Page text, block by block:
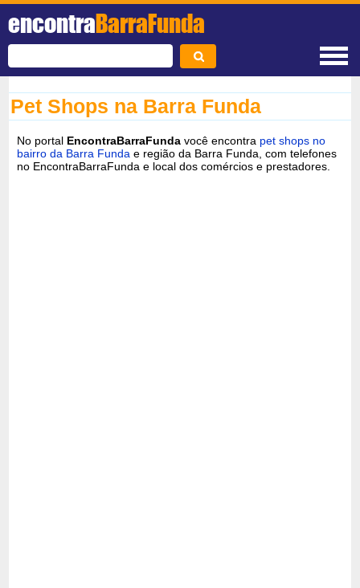
encontraBarraFunda
Pet Shops na Barra Funda
No portal EncontraBarraFunda você encontra pet shops no
bairro da Barra Funda e região da Barra Funda, com telefones
no EncontraBarraFunda e local dos comércios e prestadores.